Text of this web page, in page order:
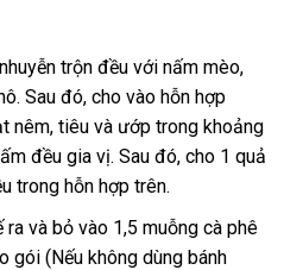
trộn đều với nấm mèo,
Sau đó, cho vào hỗn hợp
nêm, tiêu và ướp trong khoảng
đều gia vị. Sau đó, cho 1 quả
trong hỗn hợp trên.
ra và bỏ vào 1,5 muỗng cà phê
gói (Nếu không dùng bánh